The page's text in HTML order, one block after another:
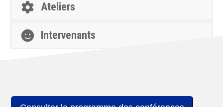
Ateliers
Intervenants